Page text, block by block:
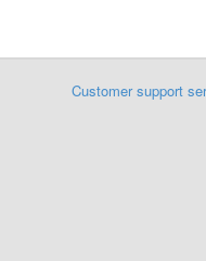
Customer support